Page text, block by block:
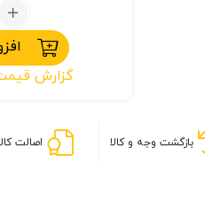
گزارش
بازگشت وجه و کالا اصالت